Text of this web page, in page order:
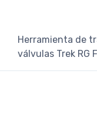
Herramienta de
válvulas Trek RG